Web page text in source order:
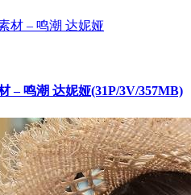
– 鸣潮 达妮娅(31P/3V/357MB)